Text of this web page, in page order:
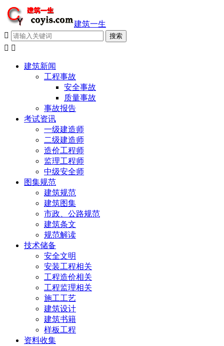
建筑一生

 
建筑新闻
工程事故
安全事故
质量事故
事故报告
考试资讯
一级建造师
二级建造师
造价工程师
监理工程师
中级安全师
图集规范
建筑规范
建筑图集
市政、公路规范
建筑条文
规范解读
技术储备
安全文明
安装工程相关
工程造价相关
工程监理相关
施工工艺
建筑设计
建筑书籍
样板工程
资料收集